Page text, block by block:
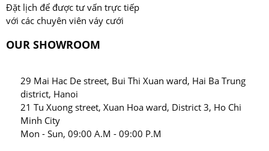
Đặt lịch để được tư vấn trực tiếp
với các chuyên viên váy cưới
OUR SHOWROOM
29 Mai Hac De street, Bui Thi Xuan ward, Hai Ba Trung
district, Hanoi
21 Tu Xuong street, Xuan Hoa ward, District 3, Ho Chi
Minh City
Mon - Sun, 09:00 A.M - 09:00 P.M